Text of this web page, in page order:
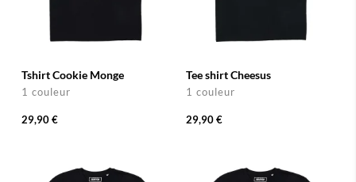
Tshirt Cookie Monge
1 couleur
29,90 €
Tee shirt Cheesus
1 couleur
29,90 €